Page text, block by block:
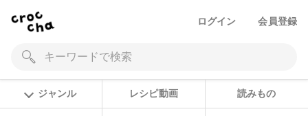
ログイン 会員登録
ジャンル レシピ動画 読みもの